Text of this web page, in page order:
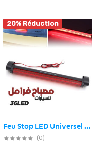
20% Réduction
Feu Stop LED Universel 36LED – مصباح فرامل مركزي عالي السطوع
(0)